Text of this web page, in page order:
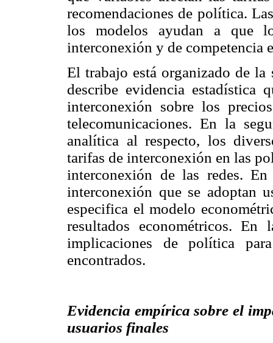
recomendaciones de política.
los modelos ayudan a que
interconexión y de competencia
El trabajo está organizado de
describe evidencia estadística
interconexión sobre los
telecomunicaciones. En la
analítica al respecto, los
tarifas de interconexión en las
interconexión de las redes.
interconexión que se adoptan
especifica el modelo
resultados econométricos.
implicaciones de política
encontrados.
Evidencia empírica sobre el
usuarios finales